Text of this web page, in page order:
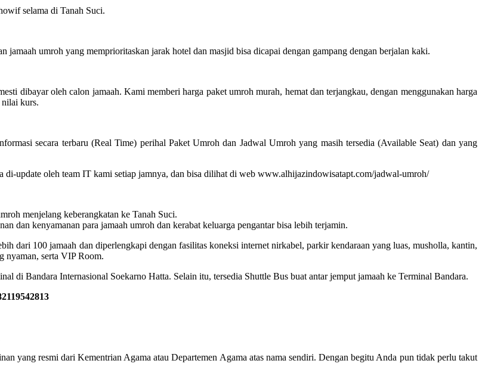
selama di Tanah Suci.
umroh yang memprioritaskan jarak hotel dan masjid bisa dicapai dengan gampang dengan berjalan kaki.
dibayar oleh calon jamaah. Kami memberi harga paket umroh murah, hemat dan terjangkau, dengan menggunakan harga
nilai kurs.
secara terbaru (Real Time) perihal Paket Umroh dan Jadwal Umroh yang masih tersedia (Available Seat) dan yang
di-update oleh team IT kami setiap jamnya, dan bisa dilihat di web www.alhijazindowisatapt.com/jadwal-umroh/
menjelang keberangkatan ke Tanah Suci.
dan kenyamanan para jamaah umroh dan kerabat keluarga pengantar bisa lebih terjamin.
dari 100 jamaah dan diperlengkapi dengan fasilitas koneksi internet nirkabel, parkir kendaraan yang luas, musholla, kantin,
nyaman, serta VIP Room.
di Bandara Internasional Soekarno Hatta. Selain itu, tersedia Shuttle Bus buat antar jemput jamaah ke Terminal Bandara.
yang resmi dari Kementrian Agama atau Departemen Agama atas nama sendiri. Dengan begitu Anda pun tidak perlu takut